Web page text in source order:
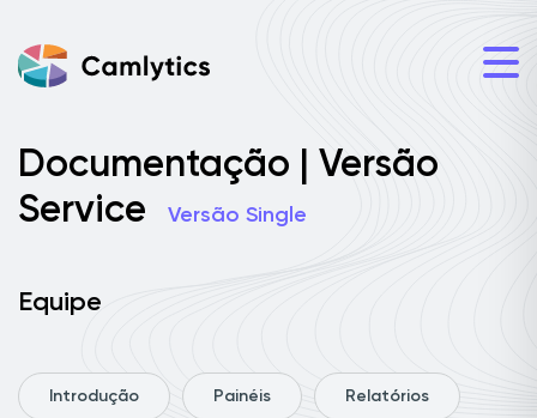
Documentação | Versão
Service
Versão Single
Equipe
Introdução Painéis Relatórios